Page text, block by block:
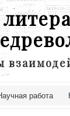
работа